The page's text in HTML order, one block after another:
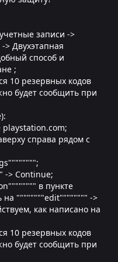
записи ->
> Двухэтапная
способ и
;
10 резервных кодов
будет сообщить при
playstation.com;
справа рядом с
> Continue;
в пункте
на """"""""edit"""""""" ->
как написано на
10 резервных кодов
будет сообщить при